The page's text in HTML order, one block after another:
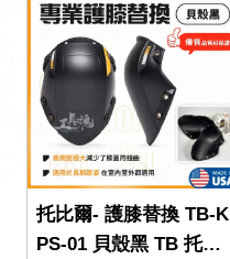
托比爾- 護膝替換 TB-K
PS-01 貝殼黑 TB 托比